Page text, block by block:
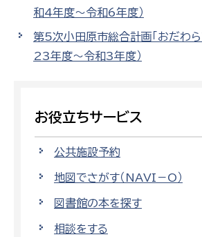
和4年度～令和6年度）
第5次小田原市総合計画「おだわら
23年度～令和3年度）
お役立ちサービス
公共施設予約
地図でさがす（NAVI－O）
図書館の本を探す
相談をする